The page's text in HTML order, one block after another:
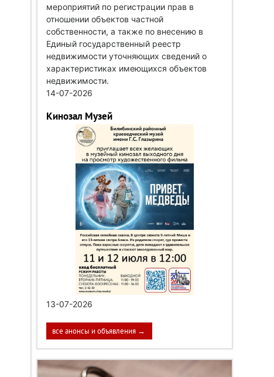
мероприятий по регистрации прав в
отношении объектов частной
собственности, а также по внесению в
Единый государственный реестр
недвижимости уточняющих сведений о
характеристиках имеющихся объектов
недвижимости.
14-07-2026
Кинозал Музей
13-07-2026
все анонсы и объявления →